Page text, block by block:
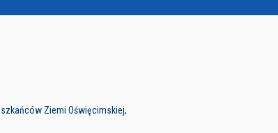
Ziemi Oświęcimskiej,